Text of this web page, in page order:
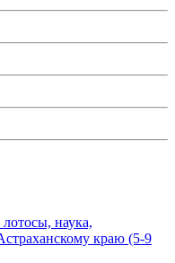
наука,
краю (5-9